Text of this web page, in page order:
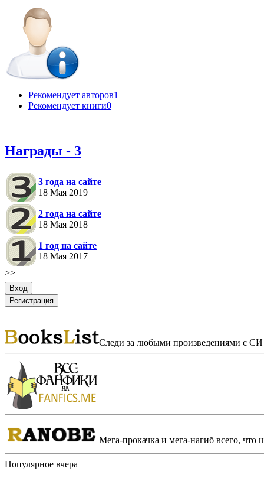
Рекомендует авторов1
Рекомендует книги0
Награды - 3
3 года на сайте
18 Мая 2019
2 года на сайте
18 Мая 2018
1 год на сайте
18 Мая 2017
>>
Следи за любыми произведениями с СИ
Мега-прокачка и мега-нагиб всего, что
Популярное вчера